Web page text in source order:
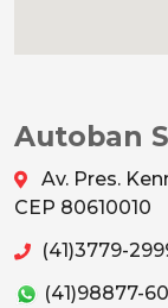
Autoban
Av. Pres.
CEP 80610010
(41)3779-
(41)98877-